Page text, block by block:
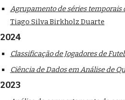
Agrupamento de séries temporais
Tiago Silva Birkholz Duarte
2024
Classificação de Jogadores de
Ciência de Dados em Análise de
2023